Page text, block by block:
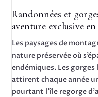
Randonnées et
aventure exclusive
Les paysages de
nature préservée où
endémiques. Les gorges
attirent chaque année
pourtant l’île regorge